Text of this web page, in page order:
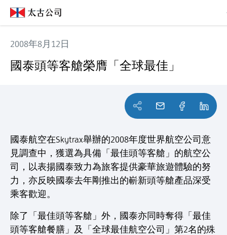
2008年8月12日
國泰頭等客艙榮膺「全球最佳」
國泰航空在Skytrax舉辦的2008年度世界航空公司意
見調查中，獲選為具備「最佳頭等客艙」的航空公
司，以表揚國泰致力為旅客提供豪華旅遊體驗的努
力，亦反映國泰去年剛推出的嶄新頭等艙產品深受
乘客歡迎。
除了「最佳頭等客艙」外，國泰亦同時奪得「最佳
頭等客艙餐膳」及「全球最佳航空公司」第2名的殊